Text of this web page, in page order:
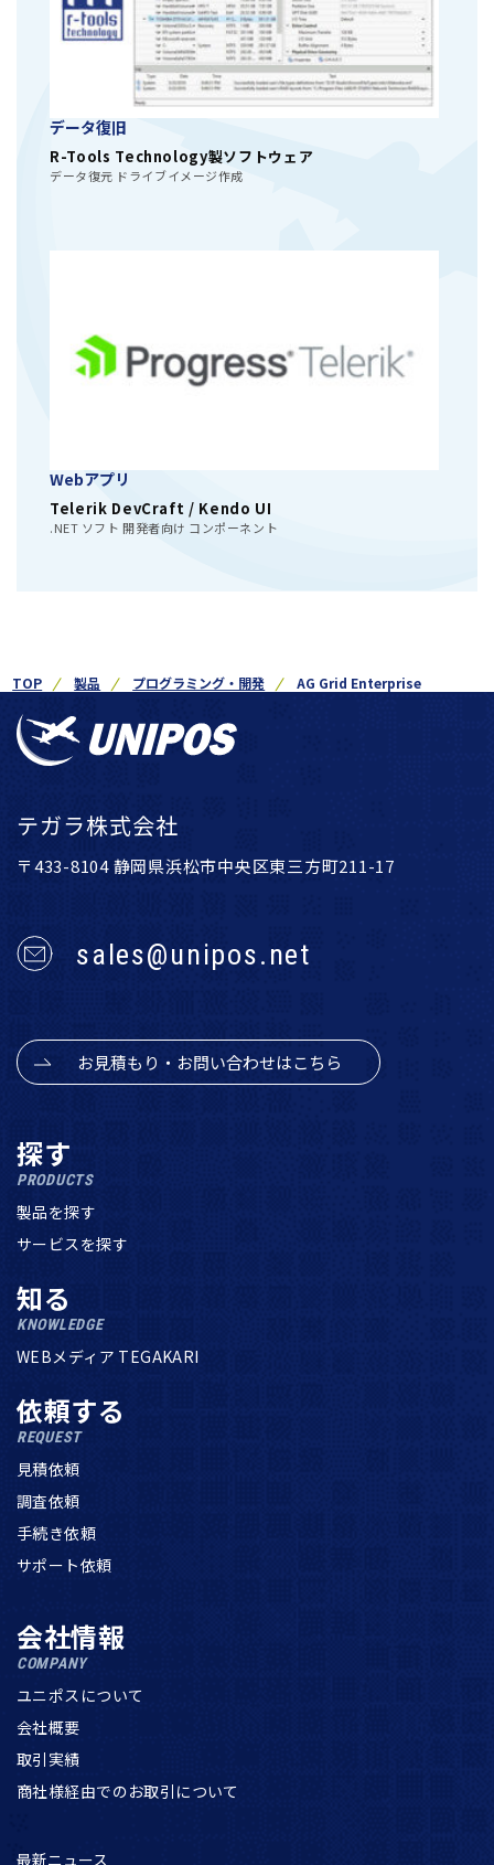
データ復旧
R-Tools Technology製ソフトウェア
データ復元 ドライブイメージ作成
Webアプリ
Telerik DevCraft / Kendo UI
.NET ソフト 開発者向け コンポーネント
TOP 製品 プログラミング・開発 AG Grid Enterprise
テガラ株式会社
〒433-8104 静岡県浜松市中央区東三方町211-17
sales@unipos.net
お見積もり・お問い合わせはこちら
探す
PRODUCTS
製品を探す
サービスを探す
知る
KNOWLEDGE
WEBメディア TEGAKARI
依頼する
REQUEST
見積依頼
調査依頼
手続き依頼
サポート依頼
会社情報
COMPANY
ユニポスについて
会社概要
取引実績
商社様経由でのお取引について
最新ニュース